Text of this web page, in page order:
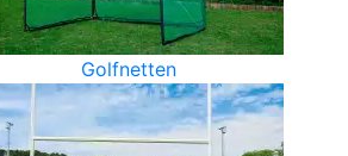
Golfnetten